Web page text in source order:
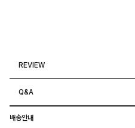
REVIEW
Q&A
배송안내